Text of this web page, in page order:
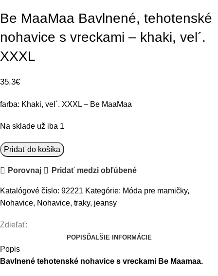
Be MaaMaa Bavlnené, tehotenské
nohavice s vreckami – khaki, vel´.
XXXL
35.3€
farba: Khaki, vel´. XXXL – Be MaaMaa
Na sklade už iba 1
množstvo
Be
MaaMaa
tehotenské
nohavice
s
-
khaki,
Pridať do košíka
Porovnaj Pridať medzi obľúbené
Katalógové číslo: 92221 Kategórie: Móda pre mamičky,
Nohavice, Nohavice, traky, jeansy
Zdieľať:
POPIS ĎALŠIE INFORMÁCIE
Popis
Bavlnené tehotenské nohavice s vreckami Be Maamaa.